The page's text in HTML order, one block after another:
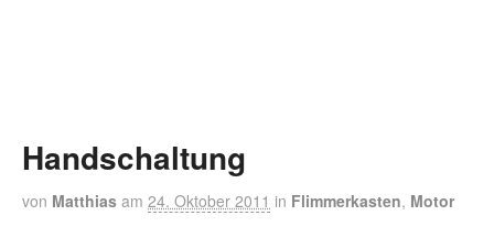
Handschaltung
von Matthias am 24. Oktober 2011 in Flimmerkasten, Motor